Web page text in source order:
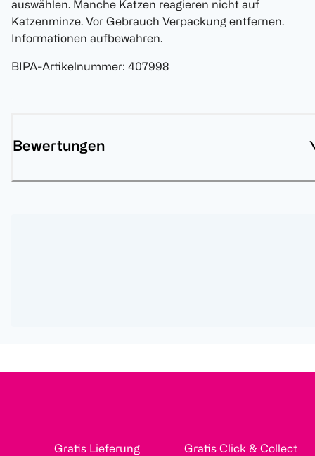
auswählen. Manche Katzen reagieren nicht auf
Katzenminze. Vor Gebrauch Verpackung entfernen.
Informationen aufbewahren.
BIPA-Artikelnummer: 407998
Bewertungen
Gratis Lieferung
Gratis Click & Collect